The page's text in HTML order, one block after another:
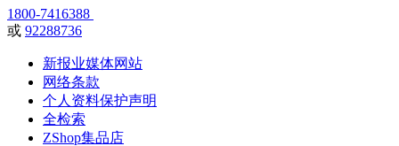
1800-7416388
或 92288736
新报业媒体网站
网络条款
个人资料保护声明
全检索
ZShop集品店